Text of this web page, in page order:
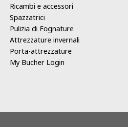
Ricambi e accessori
Spazzatrici
Pulizia di Fognature
Attrezzature invernali
Porta-attrezzature
My Bucher Login